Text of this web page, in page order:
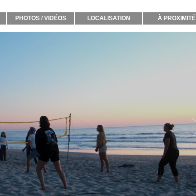
PHOTOS / VIDÉOS LOCALISATION À PROXIMITÉ